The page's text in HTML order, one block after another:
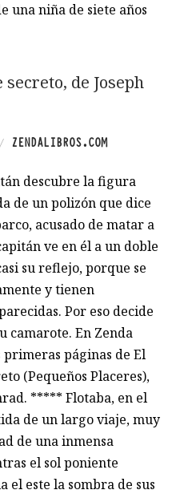
una niña de siete años
secreto, de Joseph
/ ZENDALIBROS.COM
descubre la figura
de un polizón que dice
acusado de matar a
ve en él a un doble
su reflejo, porque se
y tienen
Por eso decide
camarote. En Zenda
primeras páginas de El
(Pequeños Placeres),
***** Flotaba, en el
de un largo viaje, muy
de una inmensa
el sol poniente
el este la sombra de sus